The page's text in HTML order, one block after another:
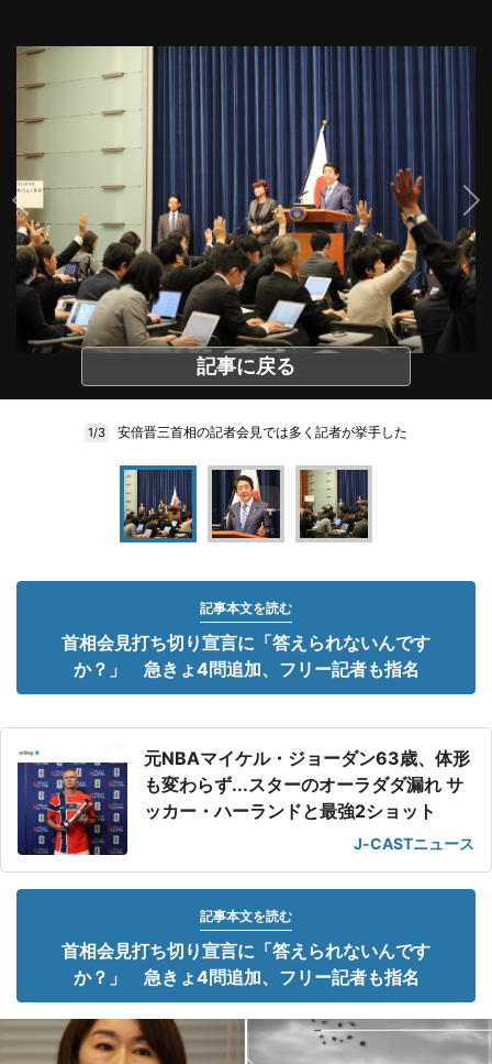
記事に戻る
1/3 安倍晋三首相の記者会見では多く記者が挙手した
記事本文を読む
首相会見打ち切り宣言に「答えられないんです
か？」 急きょ4問追加、フリー記者も指名
元NBAマイケル・ジョーダン63歳、体形
も変わらず...スターのオーラダダ漏れ サ
ッカー・ハーランドと最強2ショット
J-CASTニュース
記事本文を読む
首相会見打ち切り宣言に「答えられないんです
か？」 急きょ4問追加、フリー記者も指名